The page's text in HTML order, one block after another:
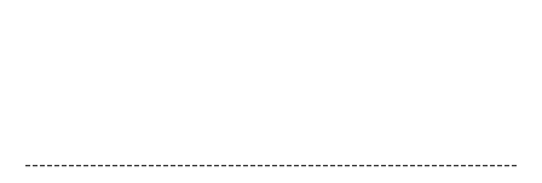
--------------------------------------------------------------------